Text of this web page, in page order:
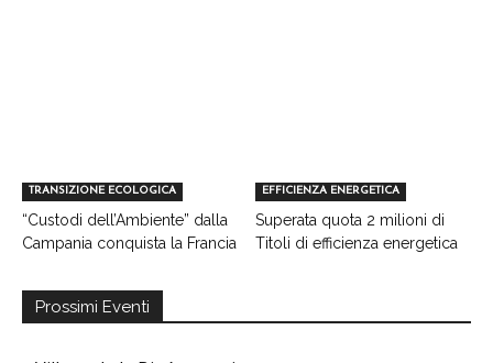
TRANSIZIONE ECOLOGICA
“Custodi dell’Ambiente” dalla
Campania conquista la Francia
EFFICIENZA ENERGETICA
Superata quota 2 milioni di
Titoli di efficienza energetica
Prossimi Eventi